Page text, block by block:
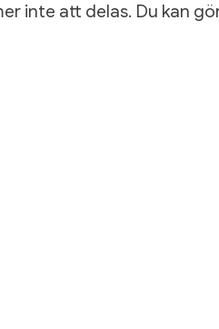
inte att delas. Du kan